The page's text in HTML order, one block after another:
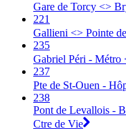
Gare de Torcy <>
221
Gallieni <> Pointe
235
Gabriel Péri - Métro
237
Pte de St-Ouen -
238
Pont de Levallois -
Ctre de Vie